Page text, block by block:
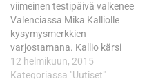
viimeinen testipäivä valkenee
Valenciassa Mika Kalliolle
kysymysmerkkien
varjostamana. Kallio kärsi
sateisena keskiviikkona
kuumeesta kiertäen siitäkin
12 helmikuun, 2015
Kategoriassa "Uutiset"